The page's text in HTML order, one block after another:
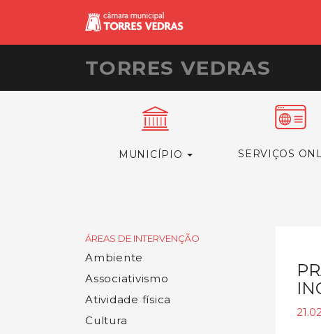
TORRES VEDRAS
MUNICÍPIO SERVIÇOS
ÁREAS DE INTERVENÇÃO
Ambiente
Associativismo
Atividade física
Cultura